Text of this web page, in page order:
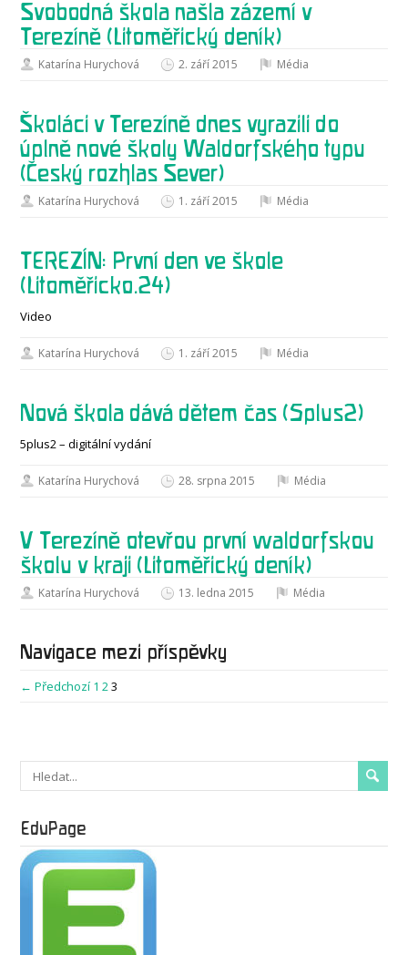
Svobodná škola našla zázemí v
Terezíně (Litoměřický deník)
Katarína Hurychová 2. září 2015 Média
Školáci v Terezíně dnes vyrazili do
úplně nové školy Waldorfského typu
(Český rozhlas Sever)
Katarína Hurychová 1. září 2015 Média
TEREZÍN: První den ve škole
(Litoměřicko.24)
Video
Katarína Hurychová 1. září 2015 Média
Nová škola dává dětem čas (5plus2)
5plus2 – digitální vydání
Katarína Hurychová 28. srpna 2015 Média
V Terezíně otevřou první waldorfskou
školu v kraji (Litoměřický deník)
Katarína Hurychová 13. ledna 2015 Média
Navigace mezi příspěvky
← Předchozí 1 23
EduPage